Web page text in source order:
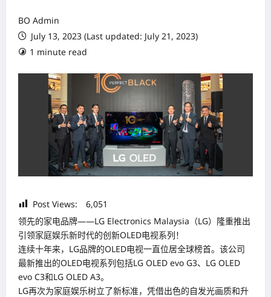
BO Admin
July 13, 2023 (Last updated: July 21, 2023)
1 minute read
Post Views:
6,051
领先的家电品牌——LG Electronics Malaysia（LG）隆重推出
引领家庭娱乐新时代的创新OLED电视系列！
连续十年来，LG品牌的OLED电视一直位居全球榜首。该公司
最新推出的OLED电视系列包括LG OLED evo G3、LG OLED
evo C3和LG OLED A3。
LG再次为家庭娱乐树立了新标准，凭借出色的自发光画质和升